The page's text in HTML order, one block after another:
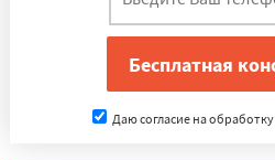
Даю согласие на